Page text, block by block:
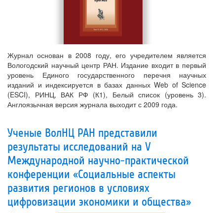
Журнал основан в 2008 году, его учредителем является
Вологодский научный центр РАН. Издание входит в первый
уровень Единого государственного перечня научных
изданий и индексируется в базах данных Web of Science
(ESCI), РИНЦ, ВАК РФ (К1), Белый список (уровень 3).
Англоязычная версия журнала выходит с 2009 года.
Ученые ВолНЦ РАН представили
результаты исследований на V
Международной научно-практической
конференции «Социальные аспекты
развития регионов в условиях
цифровизации экономики и общества»